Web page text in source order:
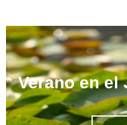
Verano en el